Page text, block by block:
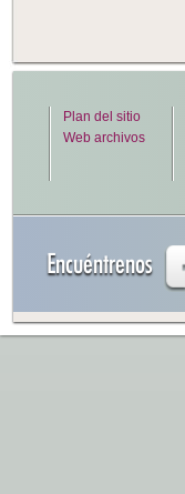
Plan del sitio
Web archivos
Encuéntrenos